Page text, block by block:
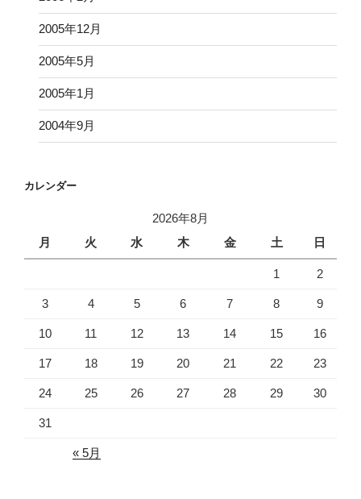
2005年12月
2005年5月
2005年1月
2004年9月
カレンダー
2026年8月
月
火 水 木 金 土 日
1 2
3 4 5 6 7 8 9
10 11 12 13 14 15 16
17 18 19 20 21 22 23
24 25 26 27 28 29 30
31
« 5月